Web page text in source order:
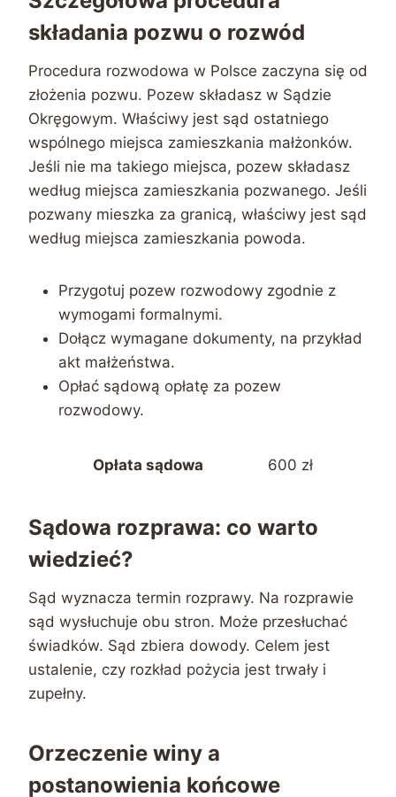
składania pozwu o rozwód
Procedura rozwodowa w Polsce zaczyna się od
złożenia pozwu. Pozew składasz w Sądzie
Okręgowym. Właściwy jest sąd ostatniego
wspólnego miejsca zamieszkania małżonków.
Jeśli nie ma takiego miejsca, pozew składasz
według miejsca zamieszkania pozwanego. Jeśli
pozwany mieszka za granicą, właściwy jest sąd
według miejsca zamieszkania powoda.
Przygotuj pozew rozwodowy zgodnie z
wymogami formalnymi.
Dołącz wymagane dokumenty, na przykład
akt małżeństwa.
Opłać sądową opłatę za pozew
rozwodowy.
Opłata sądowa 600 zł
Sądowa rozprawa: co warto
wiedzieć?
Sąd wyznacza termin rozprawy. Na rozprawie
sąd wysłuchuje obu stron. Może przesłuchać
świadków. Sąd zbiera dowody. Celem jest
ustalenie, czy rozkład pożycia jest trwały i
zupełny.
Orzeczenie winy a
postanowienia końcowe